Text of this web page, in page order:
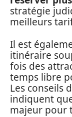
stratégie
meilleurs
Il est
itinéraire
fois des
temps libre
Les conseils
indiquent
majeur pour